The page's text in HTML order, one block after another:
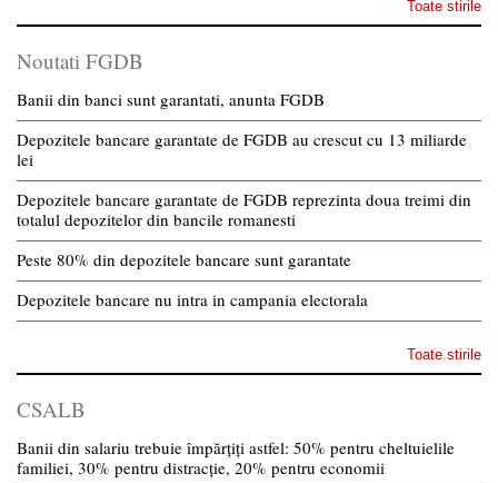
Toate stirile
Noutati FGDB
Banii din banci sunt garantati, anunta FGDB
Depozitele bancare garantate de FGDB au crescut cu 13 miliarde
lei
Depozitele bancare garantate de FGDB reprezinta doua treimi din
totalul depozitelor din bancile romanesti
Peste 80% din depozitele bancare sunt garantate
Depozitele bancare nu intra in campania electorala
Toate stirile
CSALB
Banii din salariu trebuie împărțiți astfel: 50% pentru cheltuielile
familiei, 30% pentru distracție, 20% pentru economii